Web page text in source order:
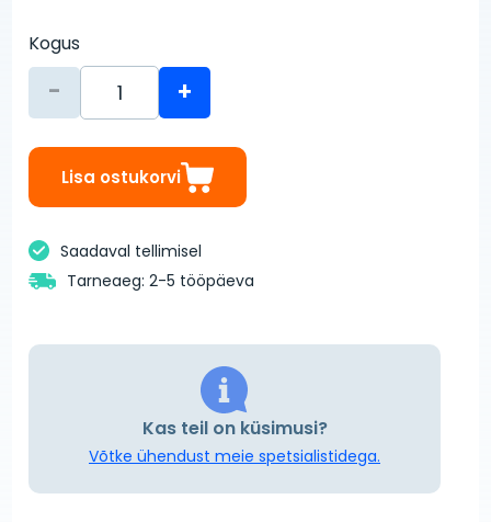
Kogus
- +
Lisa ostukorvi
Saadaval tellimisel
Tarneaeg: 2-5 tööpäeva
Kas teil on küsimusi?
Võtke ühendust meie spetsialistidega.